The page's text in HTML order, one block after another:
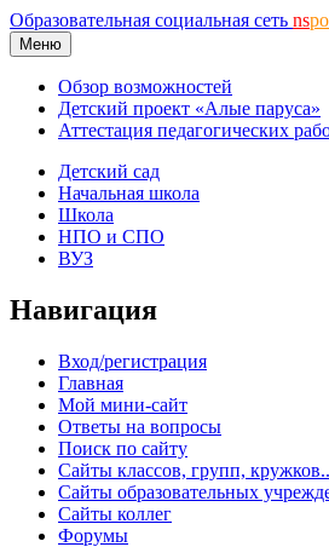
Образовательная социальная сеть ns
Меню
Обзор возможностей
Детский проект «Алые паруса»
Аттестация педагогических
Детский сад
Начальная школа
Школа
НПО и СПО
ВУЗ
Навигация
Вход/регистрация
Главная
Мой мини-сайт
Ответы на вопросы
Поиск по сайту
Сайты классов, групп,
Сайты образовательных
Сайты коллег
Форумы